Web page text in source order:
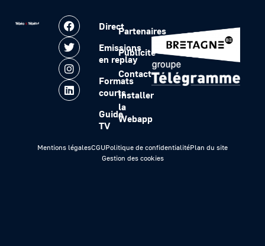
Direct
Emissions
en replay
Formats
courts
Guide
TV
Partenaires
Publicité
Contact
Installer
la
Webapp
Mentions légalesCGUPolitique de confidentialitéPlan du site
Gestion des cookies